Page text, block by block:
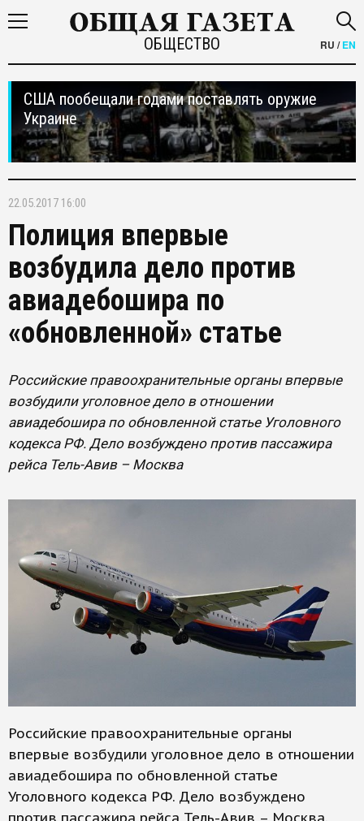
ОБЩЕСТВО RU /EN
США пообещали годами поставлять оружие
Украине
22.05.2017 16:00
Полиция впервые
возбудила дело против
авиадебошира по
«обновленной» статье
Российские правоохранительные органы впервые
возбудили уголовное дело в отношении
авиадебошира по обновленной статье Уголовного
кодекса РФ. Дело возбуждено против пассажира
рейса Тель-Авив – Москва
Российские правоохранительные органы
впервые возбудили уголовное дело в отношении
авиадебошира по обновленной статье
Уголовного кодекса РФ. Дело возбуждено